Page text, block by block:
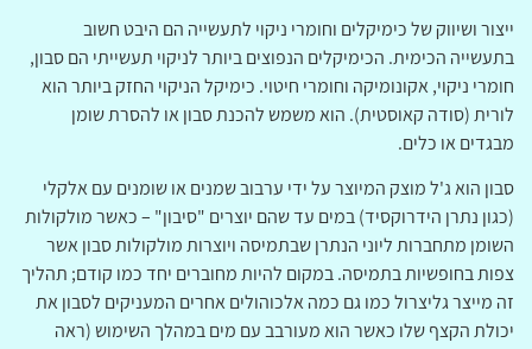
ייצור ושיווק של כימיקלים וחומרי ניקוי לתעשייה הם היבט חשוב
בתעשייה הכימית. הכימיקלים הנפוצים ביותר לניקוי תעשייתי הם סבון,
חומרי ניקוי, אקונומיקה וחומרי חיטוי. כימיקל הניקוי החזק ביותר הוא
לורית (סודה קאוסטית). הוא משמש להכנת סבון או להסרת שומן
מבגדים או כלים.
סבון הוא ג'ל מוצק המיוצר על ידי ערבוב שמנים או שומנים עם אלקלי
(כגון נתרן הידרוקסיד) במים עד שהם יוצרים "סיבון" – כאשר מולקולות
השומן מתחברות ליוני הנתרן שבתמיסה ויוצרות מולקולות סבון אשר
צפות בחופשיות בתמיסה. במקום להיות מחוברים יחד כמו קודם; תהליך
זה מייצר גליצרול כמו גם כמה אלכוהולים אחרים המעניקים לסבון את
יכולת הקצף שלו כאשר הוא מעורבב עם מים במהלך השימוש (ראה